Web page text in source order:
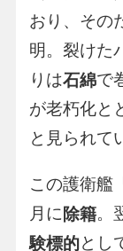
おり、その
明。裂けた
りは石綿で
が老朽化と
と見られて
この護衛艦
月に 除籍。
験標的とし